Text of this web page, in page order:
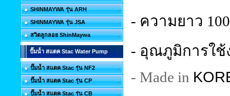
SHINMAYWA รุ่น ARH
SHINMAYWA รุ่น JSA
สวิตลูกลอย ShinMaywa
ปั๊มน้ำ สแตค Stac Water Pump
ปั๊มน้ำ สแตค Stac รุ่น NF2
ปั๊มน้ำ สแตค Stac รุ่น CP
ปั๊มน้ำ สแตค Stac รุ่น CB
- ความยาว
- อุณภูมิการใช้
- Made in